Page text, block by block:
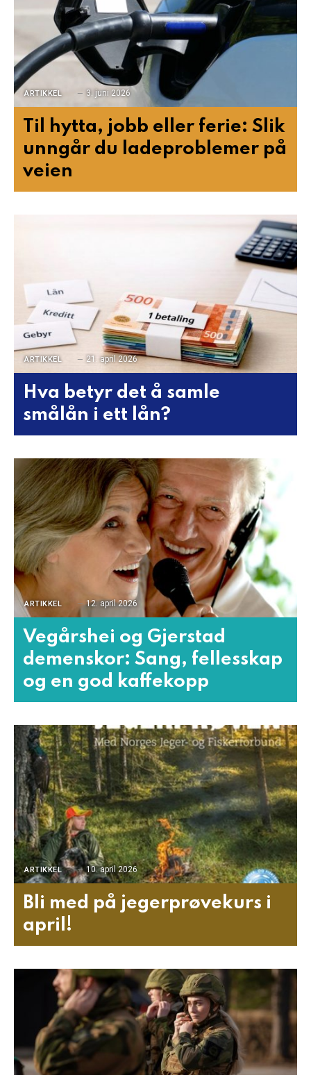
ARTIKKEL 3. juni 2026
Til hytta, jobb eller ferie: Slik
unngår du ladeproblemer på
veien
ARTIKKEL 21. april 2026
Hva betyr det å samle
smålån i ett lån?
ARTIKKEL 12. april 2026
Vegårshei og Gjerstad
demenskor: Sang, fellesskap
og en god kaffekopp
ARTIKKEL 10. april 2026
Bli med på jegerprøvekurs i
april!